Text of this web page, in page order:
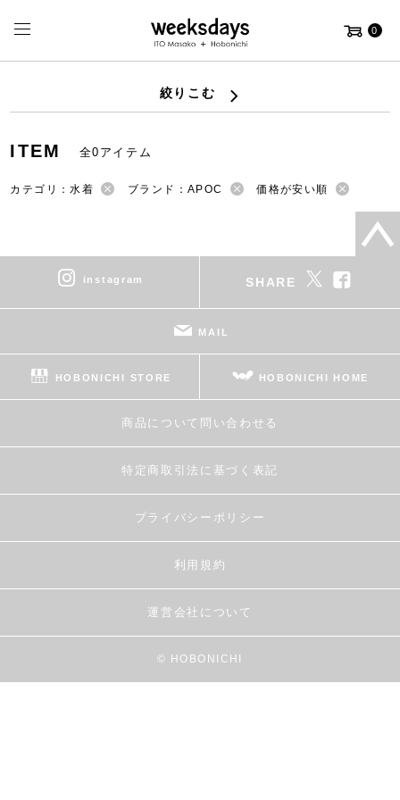
0
絞りこむ
ITEM 全0アイテム
カテゴリ：水着 ブランド：APOC 価格が安い順
instagram SHARE
MAIL
HOBONICHI STORE HOBONICHI HOME
商品について問い合わせる
特定商取引法に基づく表記
プライバシーポリシー
利用規約
運営会社について
© HOBONICHI